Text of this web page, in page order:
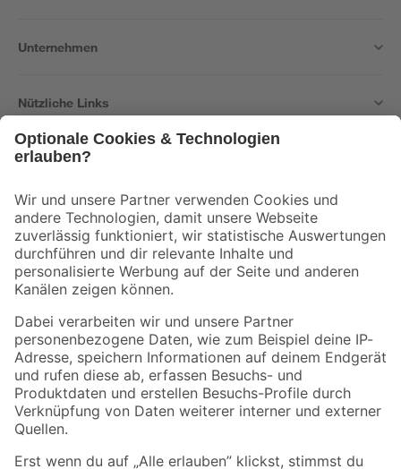
Unternehmen
Nützliche Links
Der toom Newsletter: Keine Angebote und Aktionen mehr verpassen!
Zur Newsletter Anmeldung
Folge uns
Zahlungsarten Versandarten
Sicher einkaufen